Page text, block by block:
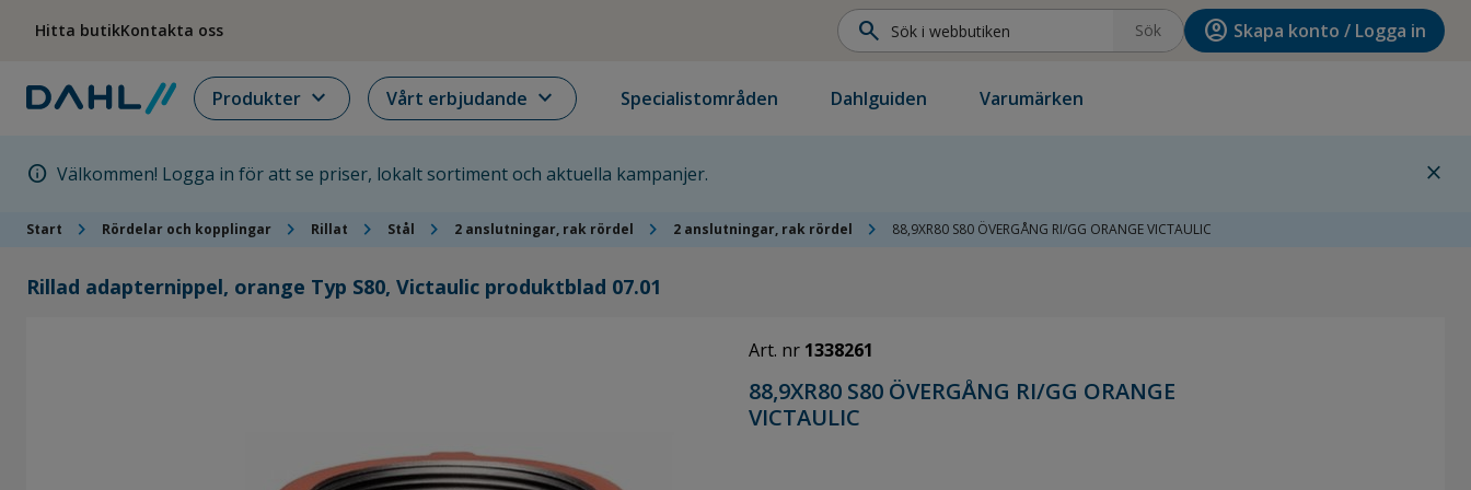
Hitta butikKontakta oss search Sök account_circle Skapa konto / Logga in
Produkter expand_more Vårt erbjudande expand_more Specialistområden Dahlguiden Varumärken
info Välkommen! Logga in för att se priser, lokalt sortiment och aktuella kampanjer. close
Start chevron_right Rördelar och kopplingar chevron_right Rillat chevron_right Stål chevron_right 2 anslutningar, rak rördel chevron_right 2 anslutningar, rak rördel chevron_right 88,9XR80 S80 ÖVERGÅNG RI/GG ORANGE VICTAULIC
Rillad adapternippel, orange Typ S80, Victaulic produktblad 07.01
Art. nr 1338261
88,9XR80 S80 ÖVERGÅNG RI/GG ORANGE
VICTAULIC